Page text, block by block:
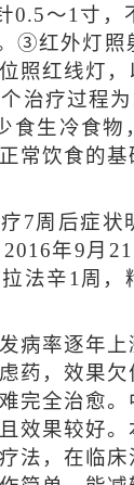
0.5～1寸，
③红外灯照
照红线灯，
治疗过程
食生冷食物
常饮食的
周后症状
年9月
法辛1周，
率逐年上
药，效果
完全治愈
效果较好。
法，在临